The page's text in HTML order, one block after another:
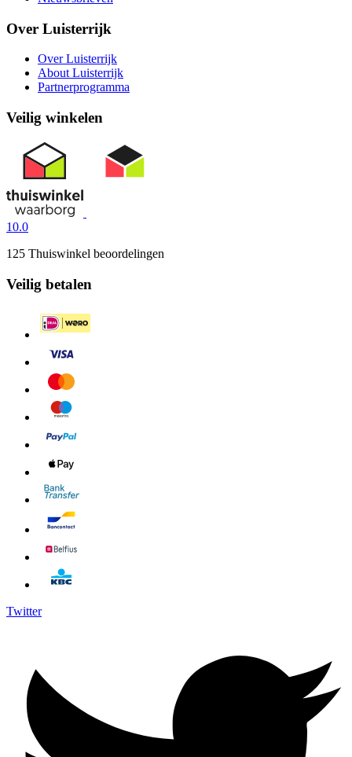
Over Luisterrijk
Over Luisterrijk
About Luisterrijk
Partnerprogramma
Veilig winkelen
10.0
125 Thuiswinkel beoordelingen
Veilig betalen
Twitter